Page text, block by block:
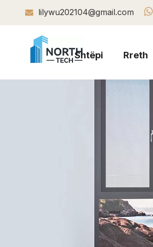
 lilywu202104@gmail.com 
Shtëpi Rreth